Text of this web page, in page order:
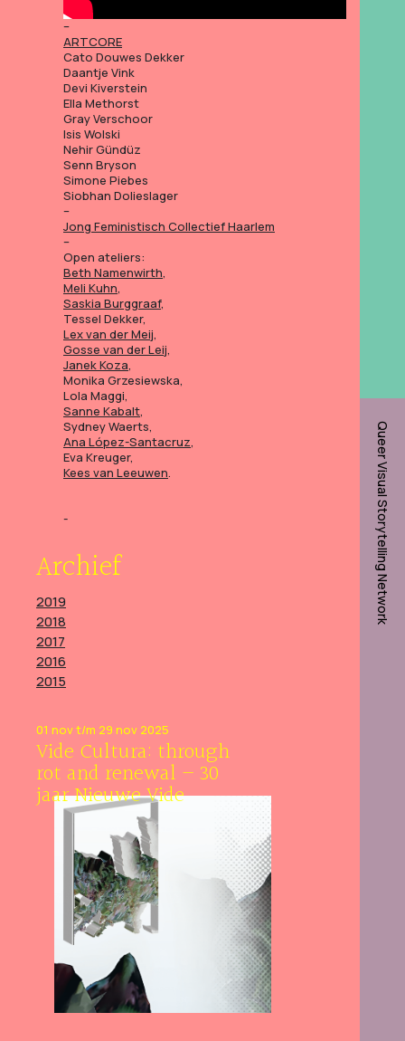
–
ARTCORE
Cato Douwes Dekker
Daantje Vink
Devi Kiverstein
Ella Methorst
Gray Verschoor
Isis Wolski
Nehir Gündüz
Senn Bryson
Simone Piebes
Siobhan Dolieslager
–
Jong Feministisch Collectief Haarlem
–
Open ateliers:
Beth Namenwirth,
Meli Kuhn,
Saskia Burggraaf,
Tessel Dekker,
Lex van der Meij,
Gosse van der Leij,
Janek Koza,
Monika Grzesiewska,
Lola Maggi,
Sanne Kabalt,
Sydney Waerts,
Ana López-Santacruz,
Eva Kreuger,
Kees van Leeuwen.
Archief
2019
2018
2017
2016
2015
01 nov t/m 29 nov 2025
Vide Cultura: through
rot and renewal – 30
jaar Nieuwe Vide
Queer Visual Storytelling Network